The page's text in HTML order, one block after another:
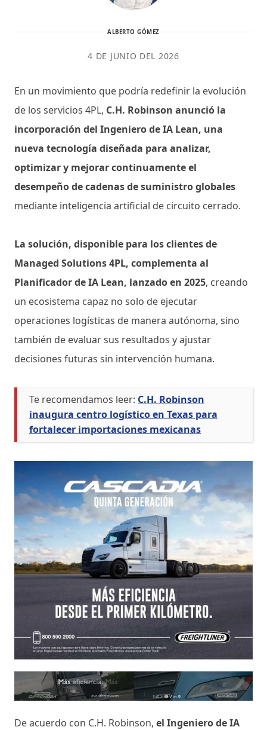
ALBERTO GÓMEZ
4 DE JUNIO DEL 2026
En un movimiento que podría redefinir la evolución
de los servicios 4PL, C.H. Robinson anunció la
incorporación del Ingeniero de IA Lean, una
nueva tecnología diseñada para analizar,
optimizar y mejorar continuamente el
desempeño de cadenas de suministro globales
mediante inteligencia artificial de circuito cerrado.
La solución, disponible para los clientes de
Managed Solutions 4PL, complementa al
Planificador de IA Lean, lanzado en 2025, creando
un ecosistema capaz no solo de ejecutar
operaciones logísticas de manera autónoma, sino
también de evaluar sus resultados y ajustar
decisiones futuras sin intervención humana.
Te recomendamos leer: C.H. Robinson
inaugura centro logístico en Texas para
fortalecer importaciones mexicanas
De acuerdo con C.H. Robinson, el Ingeniero de IA